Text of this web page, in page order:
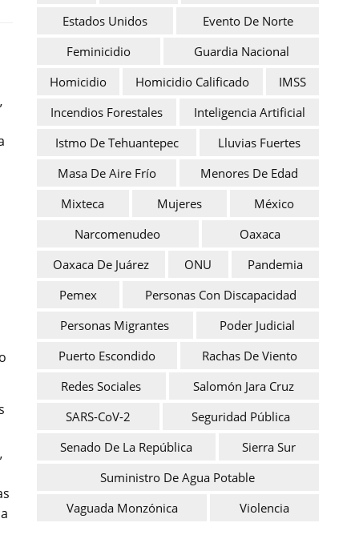
Estados Unidos
Evento De Norte
Feminicidio
Guardia Nacional
Homicidio
Homicidio Calificado
IMSS
Incendios Forestales
Inteligencia Artificial
Istmo De Tehuantepec
Lluvias Fuertes
Masa De Aire Frío
Menores De Edad
Mixteca
Mujeres
México
Narcomenudeo
Oaxaca
Oaxaca De Juárez
ONU
Pandemia
Pemex
Personas Con Discapacidad
Personas Migrantes
Poder Judicial
Puerto Escondido
Rachas De Viento
Redes Sociales
Salomón Jara Cruz
SARS-CoV-2
Seguridad Pública
Senado De La República
Sierra Sur
Suministro De Agua Potable
Vaguada Monzónica
Violencia